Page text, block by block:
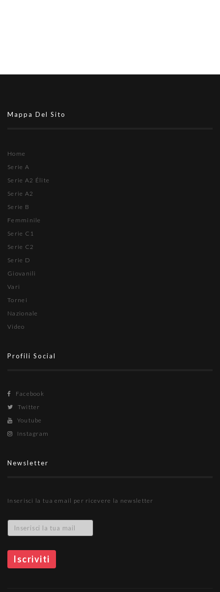
Mappa Del Sito
Home
Serie A
Serie A2 Élite
Serie A2
Serie B
Femminile
Serie C1
Serie C2
Serie D
Giovanili
Vari
Tornei
Nazionale
Video
Profili Social
Facebook
Twitter
Youtube
Instagram
Newsletter
Inserisci la tua email per ricevere la newsletter